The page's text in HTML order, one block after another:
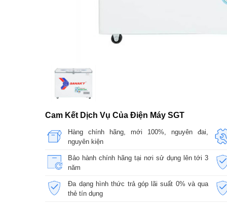
Cam Kết Dịch Vụ Của Điện Máy SGT
Hàng chính hãng, mới 100%, nguyên đai,
nguyên kiện
Bảo hành chính hãng tại nơi sử dụng lên tới 3
năm
Đa dạng hình thức trả góp lãi suất 0% và qua
thẻ tín dụng